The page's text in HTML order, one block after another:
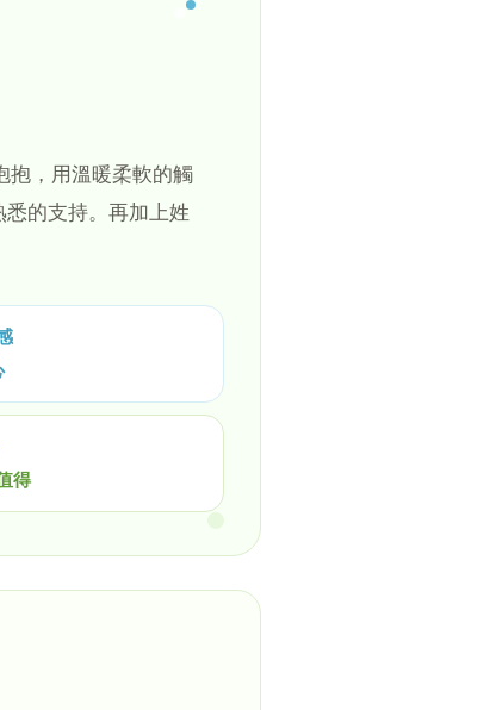
抱，用溫暖柔軟的觸
的支持。再加上姓
得